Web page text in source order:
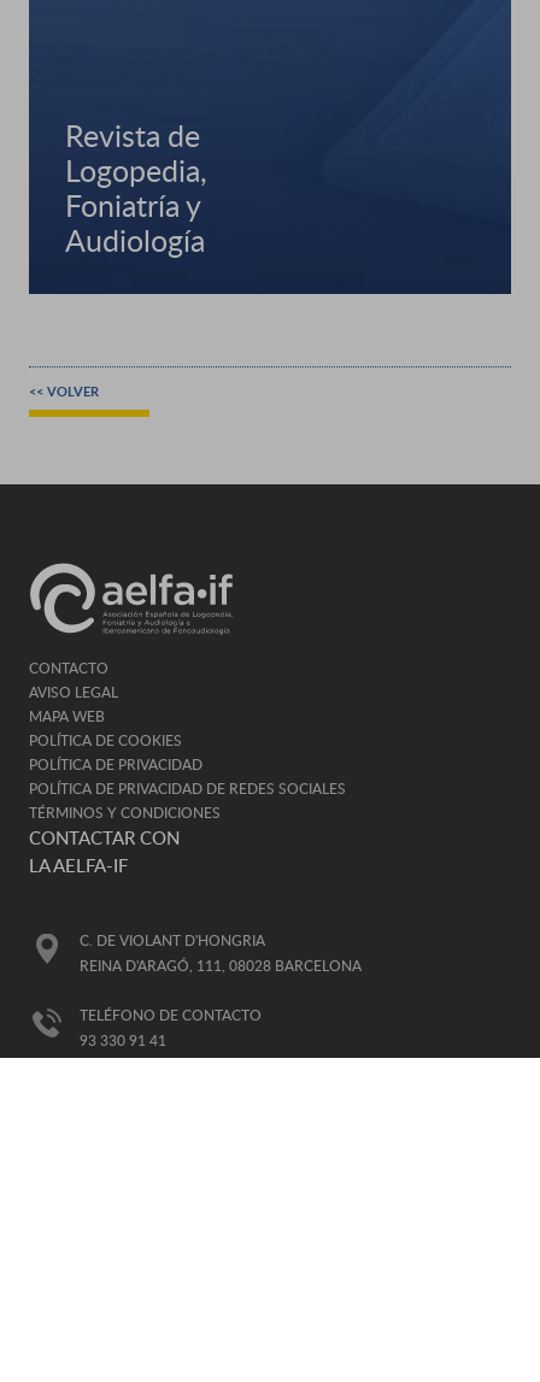
Revista de
Logopedia,
Foniatría y
Audiología
<< VOLVER
CONTACTO
AVISO LEGAL
MAPA WEB
POLÍTICA DE COOKIES
POLÍTICA DE PRIVACIDAD
POLÍTICA DE PRIVACIDAD DE REDES SOCIALES
TÉRMINOS Y CONDICIONES
CONTACTAR CON
LA AELFA-IF
C. DE VIOLANT D'HONGRIA
REINA D'ARAGÓ, 111, 08028 BARCELONA
TELÉFONO DE CONTACTO
93 330 91 41